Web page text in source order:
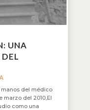
UNA
manos del médico
marzo del 2010,El
como una